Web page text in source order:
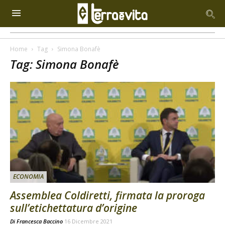
Home Tag Simona Bonafè
Tag: Simona Bonafè
ECONOMIA
Assemblea Coldiretti, firmata la proroga
sull’etichettatura d’origine
Di Francesca Baccino 16 Dicembre 2021